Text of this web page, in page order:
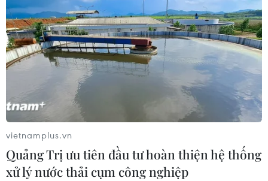
vietnamplus.vn
Quảng Trị ưu tiên đầu tư hoàn thiện hệ thống
xử lý nước thải cụm công nghiệp